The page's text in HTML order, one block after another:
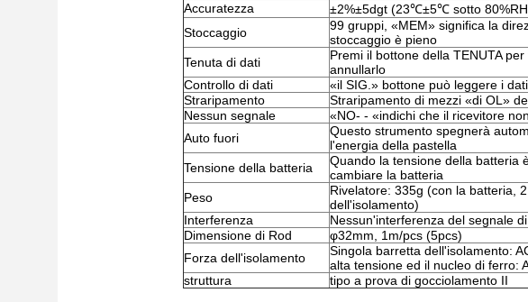
Accuratezza
±2%±5dgt (23℃±5℃ sotto
Stoccaggio
99 gruppi, «MEM» significa la
stoccaggio è pieno
Tenuta di dati
Premi il bottone della TENUTA
annullarlo
Controllo di dati
«il SIG.» bottone può leggere i
Straripamento
Straripamento di mezzi «di OL»
Nessun segnale
«NO- - «indichi che il ricevitore
Auto fuori
Questo strumento spegnerà
l'energia della pastella
Tensione della batteria
Quando la tensione della batteria
cambiare la batteria
Peso
Rivelatore: 335g (con la batteria,
dell'isolamento)
Interferenza
Nessun'interferenza del segnale
Dimensione di Rod
φ32mm, 1m/pcs (5pcs)
Forza dell'isolamento
Singola barretta dell'isolamento:
alta tensione ed il nucleo di ferro:
struttura
tipo a prova di gocciolamento II